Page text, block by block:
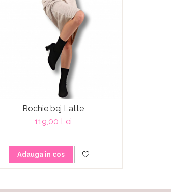
Rochie bej Latte
119,00 Lei
Adauga in cos